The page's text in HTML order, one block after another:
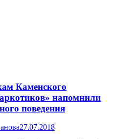
Каменского
напомнили
поведения
27.07.2018